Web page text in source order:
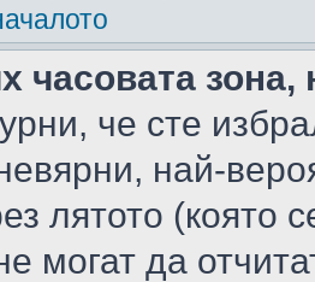
часовата
че сте
най-
лятото (която
могат да